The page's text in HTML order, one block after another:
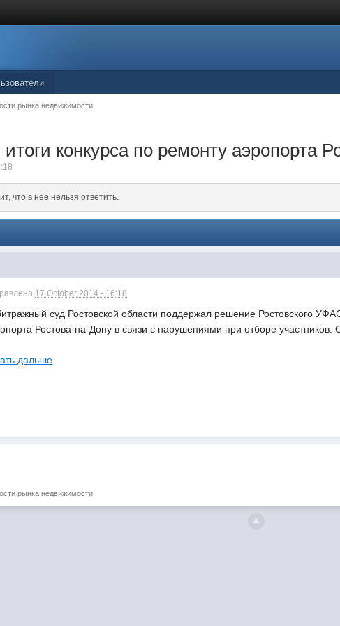
рынка недвижимости
конкурса по ремонту аэропорта
что в нее нельзя ответить.
17 October 2014 - 16:18
суд Ростовской области поддержал решение Ростовского
Ростова-на-Дону в связи с нарушениями при отборе
дальше
рынка недвижимости